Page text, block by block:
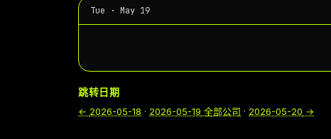
Tue · May 19
跳转日期
← 2026-05-18 · 2026-05-19 全部公司 · 2026-05-20 →